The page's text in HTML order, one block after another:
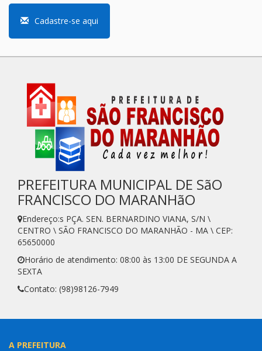
Cadastre-se aqui
PREFEITURA MUNICIPAL DE SãO
FRANCISCO DO MARANHãO
Endereço:s PÇA. SEN. BERNARDINO VIANA, S/N \
CENTRO \ SÃO FRANCISCO DO MARANHÃO - MA \ CEP:
65650000
Horário de atendimento: 08:00 às 13:00 DE SEGUNDA A
SEXTA
Contato: (98)98126-7949
A PREFEITURA